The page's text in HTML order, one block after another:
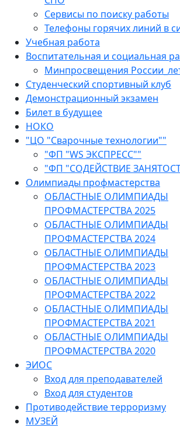
Сервисы по поиску работы
Телефоны горячих линий в
Учебная работа
Воспитательная и социальная
Минпросвещения
Студенческий спортивный клуб
Демонстрационный экзамен
Билет в будущее
НОКО
"ЦО "Сварочные технологии""
"ФП "WS ЭКСПРЕСС""
"ФП "СОДЕЙСТВИЕ
Олимпиады профмастерства
ОБЛАСТНЫЕ ОЛИМПИАДЫ
ПРОФМАСТЕРСТВА 2025
ОБЛАСТНЫЕ ОЛИМПИАДЫ
ПРОФМАСТЕРСТВА 2024
ОБЛАСТНЫЕ ОЛИМПИАДЫ
ПРОФМАСТЕРСТВА 2023
ОБЛАСТНЫЕ ОЛИМПИАДЫ
ПРОФМАСТЕРСТВА 2022
ОБЛАСТНЫЕ ОЛИМПИАДЫ
ПРОФМАСТЕРСТВА 2021
ОБЛАСТНЫЕ ОЛИМПИАДЫ
ПРОФМАСТЕРСТВА 2020
ЭИОС
Вход для преподавателей
Вход для студентов
Противодействие терроризму
МУЗЕЙ